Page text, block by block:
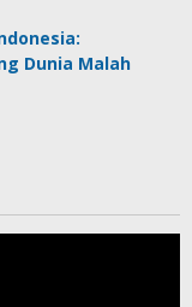
Dunia Malah